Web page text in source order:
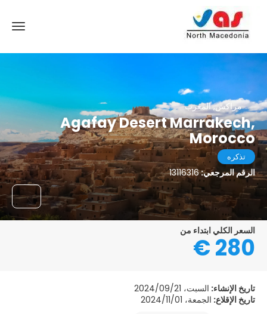
مراكش, المغرب
Agafay Desert Marrakech,
Morocco
تذكره
الرقم المرجعي:13116316
السعر الكلي ابتداء من
280 €
تاريخ الإنشاء: السبت، 2024/09/21
تاريخ الإقلاع: الجمعة، 2024/11/01